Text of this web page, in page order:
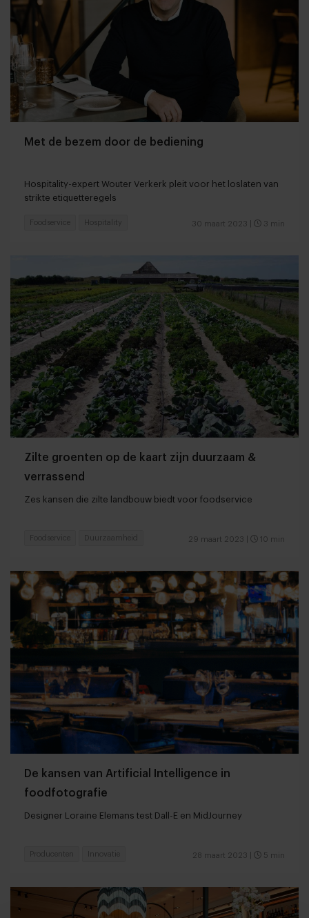
Met de bezem door de bediening
Hospitality-expert Wouter Verkerk pleit voor het loslaten van
strikte etiquetteregels
30 maart 2023 3 min
Foodservice Hospitality
Zilte groenten op de kaart zijn duurzaam &
verrassend
Zes kansen die zilte landbouw biedt voor foodservice
29 maart 2023 10 min
Foodservice Duurzaamheid
De kansen van Artificial Intelligence in
foodfotografie
Designer Loraine Elemans test Dall-E en MidJourney
28 maart 2023 5 min
Producenten Innovatie